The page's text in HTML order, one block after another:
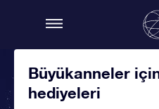
Büyükanneler
hediyeleri